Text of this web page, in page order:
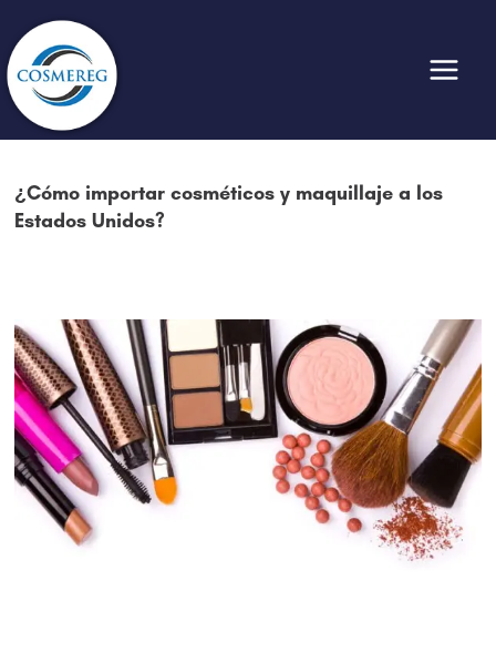
contenido
¿Cómo importar cosméticos y maquillaje a los
Estados Unidos?